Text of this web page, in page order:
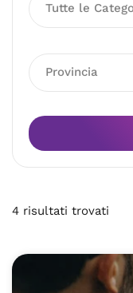
Tutte le
Provincia
4 risultati trovati